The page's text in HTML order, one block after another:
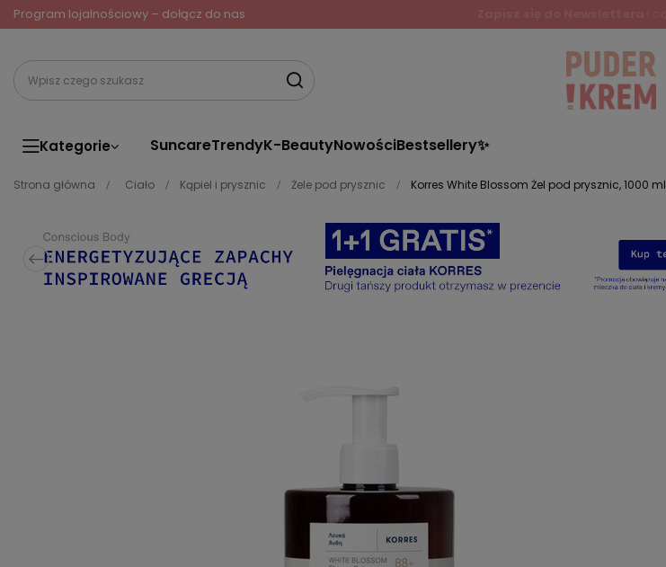
Program lojalnościowy – dołącz do nas
Kategorie SuncareTrendyK-BeautyNowościBestsellery✨
Strona główna Ciało Kąpiel i prysznic Żele pod prysznic Korres White Blossom Żel pod prysznic, 1000 ml